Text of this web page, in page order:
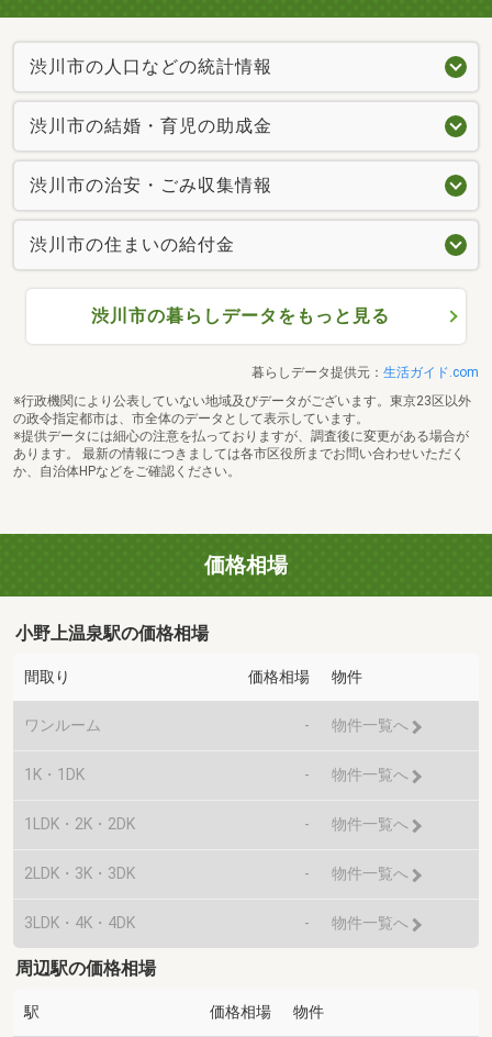
渋川市の人口などの統計情報
渋川市の結婚・育児の助成金
渋川市の治安・ごみ収集情報
渋川市の住まいの給付金
渋川市の暮らしデータをもっと見る
暮らしデータ提供元： 生活ガイド.com
※行政機関により公表していない地域及びデータがございます。東京23区以外
の政令指定都市は、市全体のデータとして表示しています。
※提供データには細心の注意を払っておりますが、調査後に変更がある場合が
あります。 最新の情報につきましては各市区役所までお問い合わせいただく
か、自治体HPなどをご確認ください。
価格相場
小野上温泉駅の価格相場
間取り 価格相場 物件
ワンルーム - 物件一覧へ
1K・1DK - 物件一覧へ
1LDK・2K・2DK - 物件一覧へ
2LDK・3K・3DK - 物件一覧へ
3LDK・4K・4DK - 物件一覧へ
周辺駅の価格相場
駅 価格相場 物件